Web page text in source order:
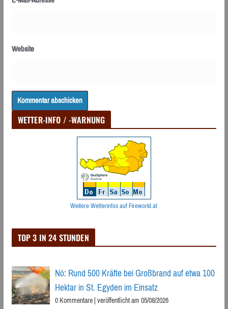
Website
WETTER-INFO / -WARNUNG
Weitere Wetterinfos auf Fireworld.at
TOP 3 IN 24 STUNDEN
Nö: Rund 500 Kräfte bei Großbrand auf etwa 100
Hektar in St. Egyden im Einsatz
0 Kommentare|veröffentlicht am 05/08/2026